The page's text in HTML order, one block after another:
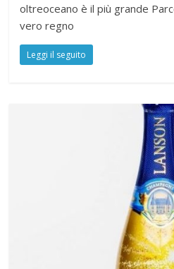
oltreoceano è il più grande
vero regno
Leggi il seguito